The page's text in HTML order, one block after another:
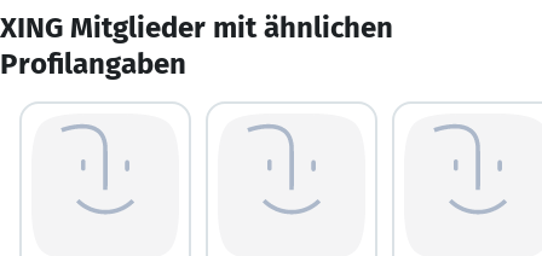
XING Mitglieder mit ähnlichen
Profilangaben